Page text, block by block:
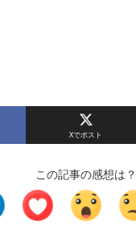
この記事の感想は？